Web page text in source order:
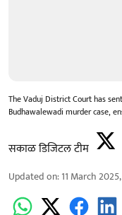
The Vaduj District Court has
Budhawalewadi murder case,
सकाळ डिजिटल टीम
Updated on:11 March